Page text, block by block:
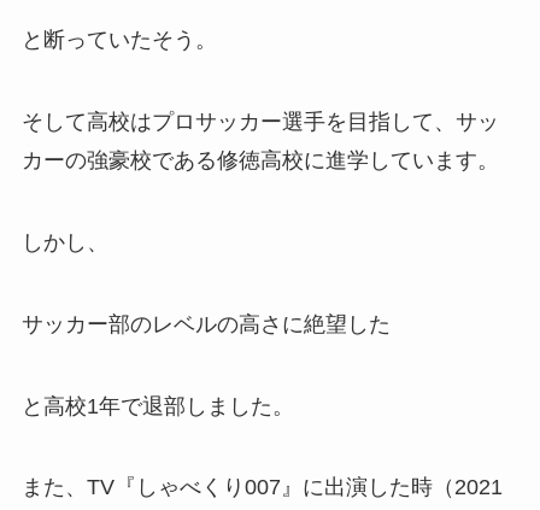
と断っていたそう。
そして高校はプロサッカー選手を目指して、サッ
カーの強豪校である修徳高校に進学しています。
しかし、
サッカー部のレベルの高さに絶望した
と高校1年で退部しました。
また、TV『しゃべくり007』に出演した時（2021